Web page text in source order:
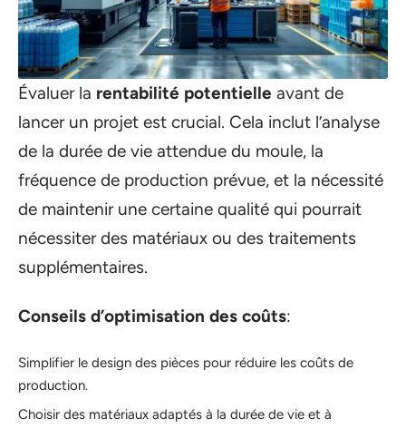
Évaluer la rentabilité potentielle avant de
lancer un projet est crucial. Cela inclut l’analyse
de la durée de vie attendue du moule, la
fréquence de production prévue, et la nécessité
de maintenir une certaine qualité qui pourrait
nécessiter des matériaux ou des traitements
supplémentaires.
Conseils d’optimisation des coûts:
Simplifier le design des pièces pour réduire les coûts de
production.
Choisir des matériaux adaptés à la durée de vie et à